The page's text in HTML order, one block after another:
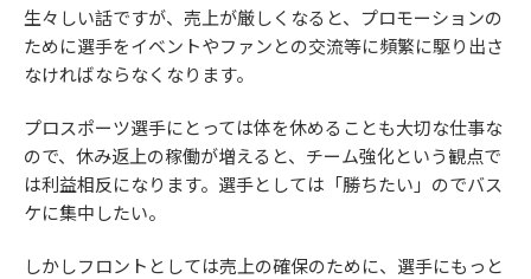
生々しい話ですが、売上が厳しくなると、プロモーションの
ために選手をイベントやファンとの交流等に頻繁に駆り出さ
なければならなくなります。
プロスポーツ選手にとっては体を休めることも大切な仕事な
ので、休み返上の稼働が増えると、チーム強化という観点で
は利益相反になります。選手としては「勝ちたい」のでバス
ケに集中したい。
しかしフロントとしては売上の確保のために、選手にもっと